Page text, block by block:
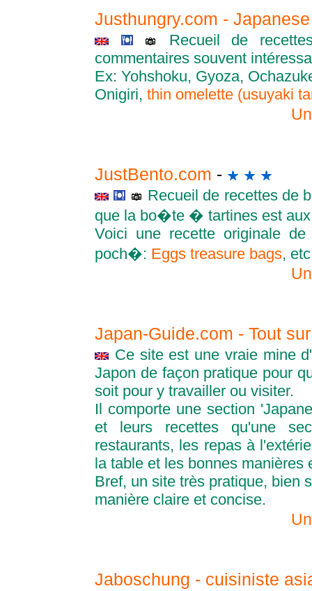
Justhungry.com -
Recueil de
commentaires souvent
Ex: Yohshoku, Gyoza,
Onigiri, thin omelette (usuyaki
JustBento.com -
Recueil de recettes de
que la bo�te � tartines est
Voici une recette originale
poch�: Eggs treasure bags, etc
Japan-Guide.com - Tout
Ce site est une vraie mine
Japon de façon pratique pour
soit pour y travailler ou visiter.
Il comporte une section
et leurs recettes qu'une
restaurants, les repas à
la table et les bonnes manières
Bref, un site très pratique, bien
manière claire et concise.
Jaboschung - cuisiniste